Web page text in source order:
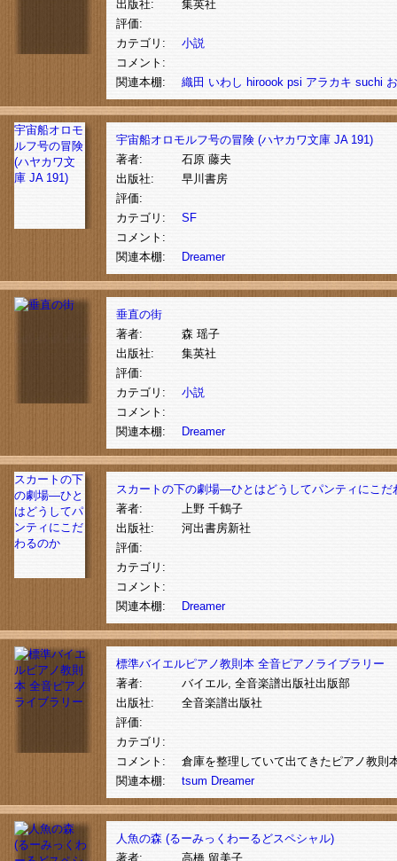
出版社:
集英社
評価:
カテゴリ:
小説
コメント:
関連本棚:
織田 いわし hiroook psi アラカキ suchi
宇宙船オロモ
ルフ号の冒険
(ハヤカワ文
庫 JA 191)
宇宙船オロモルフ号の冒険 (ハヤカワ文庫 JA 191)
著者:
石原 藤夫
出版社:
早川書房
評価:
カテゴリ:
SF
コメント:
関連本棚:
Dreamer
垂直の街
著者:
森 瑶子
出版社:
集英社
評価:
カテゴリ:
小説
コメント:
関連本棚:
Dreamer
スカートの下
の劇場―ひと
はどうしてパ
ンティにこだ
わるのか
スカートの下の劇場―ひとはどうしてパンティにこだ
著者:
上野 千鶴子
出版社:
河出書房新社
評価:
カテゴリ:
コメント:
関連本棚:
Dreamer
標準バイエルピアノ教則本 全音ピアノライブラリー
著者:
バイエル, 全音楽譜出版社出版部
出版社:
全音楽譜出版社
評価:
カテゴリ:
コメント:
倉庫を整理していて出てきたピアノ教則
関連本棚:
tsum Dreamer
人魚の森 (るーみっくわーるどスペシャル)
著者:
高橋 留美子